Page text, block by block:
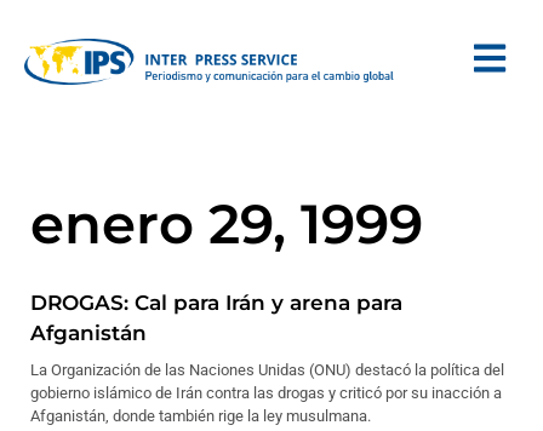
enero 29, 1999
DROGAS: Cal para Irán y arena para
Afganistán
La Organización de las Naciones Unidas (ONU) destacó la política del
gobierno islámico de Irán contra las drogas y criticó por su inacción a
Afganistán, donde también rige la ley musulmana.